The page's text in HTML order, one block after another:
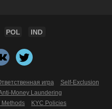
POL IND
игра
Self-Exclusion
Money Laundering
Methods
KYC Policies